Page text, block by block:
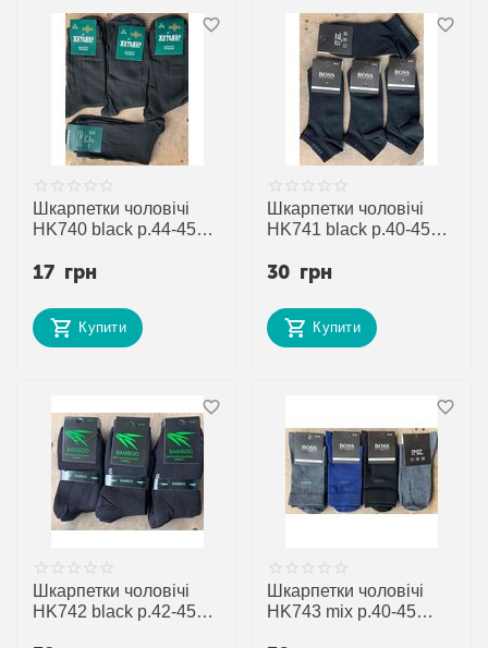
Шкарпетки чоловічі
HK740 black р.44-45
оптом від прямого
17 грн
Купити
Шкарпетки чоловічі
HK741 black р.40-45
оптом від прямого
30 грн
Купити
Шкарпетки чоловічі
HK742 black р.42-45
Шкарпетки чоловічі
HK743 mix р.40-45